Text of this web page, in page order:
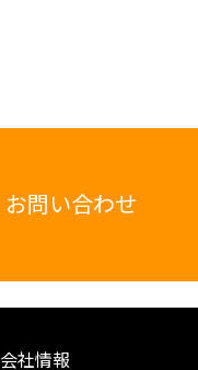
お問い合わせ
会社情報